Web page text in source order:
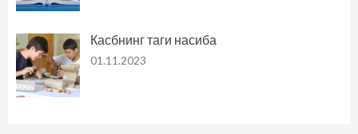
Касбнинг таги насиба
01.11.2023